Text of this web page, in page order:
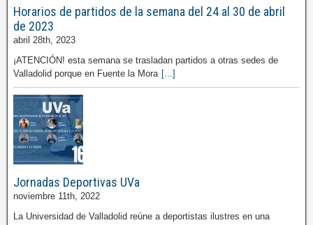
Horarios de partidos de la semana del 24 al 30 de abril
de 2023
abril 28th, 2023
¡ATENCIÓN! esta semana se trasladan partidos a otras sedes de
Valladolid porque en Fuente la Mora [...]
Jornadas Deportivas UVa
noviembre 11th, 2022
La Universidad de Valladolid reúne a deportistas ilustres en una